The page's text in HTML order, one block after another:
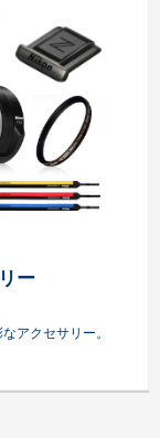
ー
アクセサリー。